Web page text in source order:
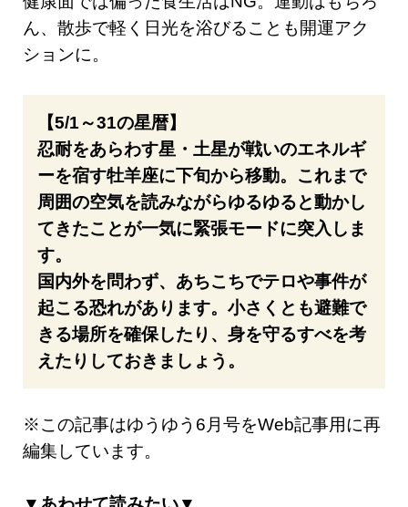
ん、散歩で軽く日光を浴びることも開運アク
ションに。
【5/1～31の星暦】
忍耐をあらわす星・土星が戦いのエネルギ
ーを宿す牡羊座に下旬から移動。これまで
周囲の空気を読みながらゆるゆると動かし
てきたことが一気に緊張モードに突入しま
す。
国内外を問わず、あちこちでテロや事件が
起こる恐れがあります。小さくとも避難で
きる場所を確保したり、身を守るすべを考
えたりしておきましょう。
※この記事はゆうゆう6月号をWeb記事用に再
編集しています。